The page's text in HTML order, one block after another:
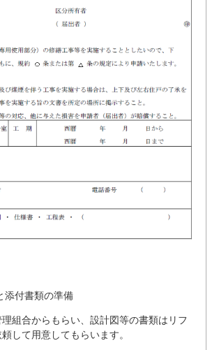
添付書類の準備
組合からもらい、設計図等の書類はリフ
して用意してもらいます。